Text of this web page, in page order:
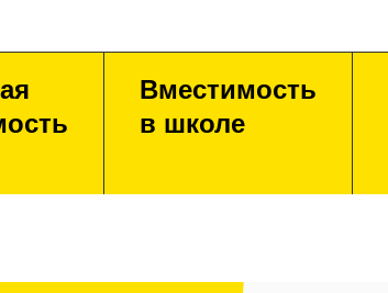
Вместимость
в школе